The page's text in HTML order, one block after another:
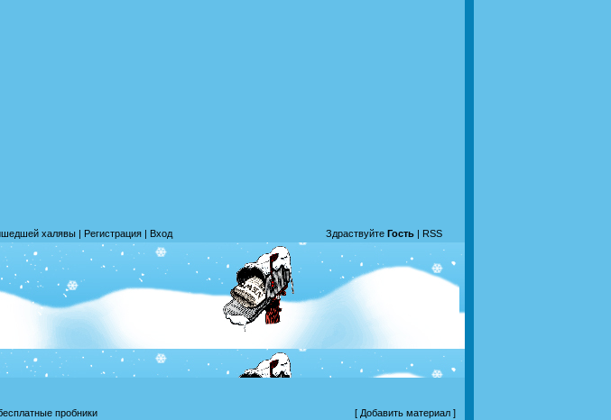
халявы| Регистрация| Вход Здраствуйте Гость | RSS
пробники [ Добавить материал ]